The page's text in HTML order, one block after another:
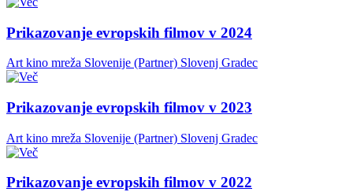
Prikazovanje evropskih filmov v 2024
Art kino mreža Slovenije (Partner) Slovenj Gradec
Prikazovanje evropskih filmov v 2023
Art kino mreža Slovenije (Partner) Slovenj Gradec
Prikazovanje evropskih filmov v 2022